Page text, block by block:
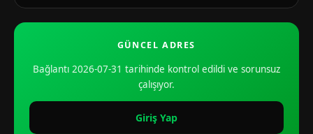
GÜNCEL ADRES
Bağlantı 2026-07-31 tarihinde kontrol edildi ve sorunsuz
çalışıyor.
Giriş Yap